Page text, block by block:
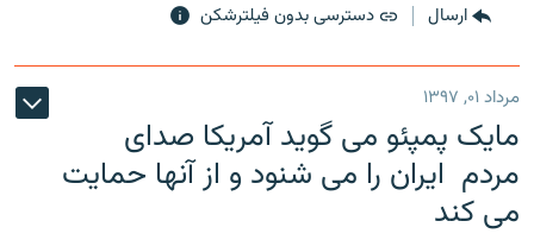
ارسال دسترسی بدون فیلترشکن
مرداد ۰۱, ۱۳۹۷
مایک پمپئو می گوید آمریکا صدای
مردم ایران را می شنود و از آنها حمایت
می کند